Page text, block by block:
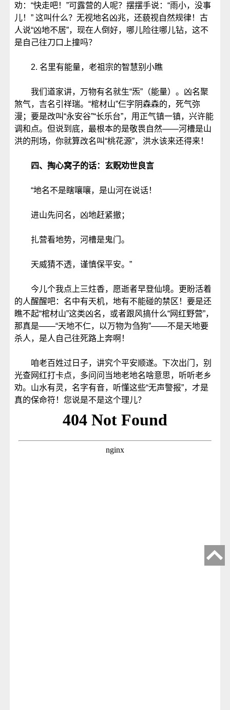
劝：“快走吧！”可露营的人呢？摆摆手说：“雨小，没事
儿！” 这叫什么？无视地名凶兆，还藐视自然规律！古
人说“凶地不居”，现在人倒好，哪儿险往哪儿钻，这不
是自己往刀口上撞吗？
2. 名里有能量，老祖宗的智慧别小瞧
我们道家讲，万物有名就生“炁”（能量）。凶名聚
煞气，吉名引祥瑞。“棺材山”仨字阴森森的，死气弥
漫；要是改叫“永安谷”“长乐台”，用正气镇一镇，兴许能
调和点。但说到底，最根本的是敬畏自然——河槽是山
洪的刑场，你就算改名叫“桃花源”，洪水该来还得来！
四、掏心窝子的话：玄贶劝世良言
“地名不是瞎嚷嚷，是山河在说话！
进山先问名，凶地赶紧撤；
扎营看地势，河槽是鬼门。
天威猜不透，谨慎保平安。”
今儿个我点上三炷香，愿逝者早登仙境。更盼活着
的人醒醒吧：名中有天机，地有不能碰的禁区！要是还
瞧不起“棺材山”这类凶名，或者跟风搞什么“网红野营”，
那真是——“天地不仁，以万物为刍狗”——不是天地要
杀人，是人自己往死路上奔啊！
咱老百姓过日子，讲究个平安顺遂。下次出门，别
光查网红打卡点，多问问当地老地名啥意思，听听老乡
劝。山水有灵，名字有音，听懂这些“无声警报”，才是
真的保命符！您说是不是这个理儿？